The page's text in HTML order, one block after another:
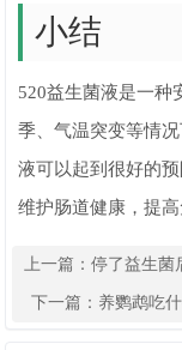
小结
520益生菌液是一种
季、气温突变等情
液可以起到很好的
维护肠道健康，提高
上一篇：停了益生菌
闹不止奶量减少)
下一篇： 养鹦鹉吃